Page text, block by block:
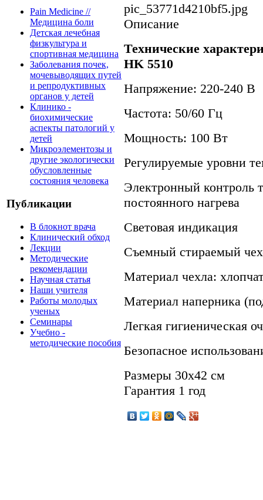
Pain Medicine //
Медицина боли
Детская лечебная
физкультура и
спортивная медицина
Заболевания почек,
мочевыводящих путей
и репродуктивных
органов у детей
Клинико -
биохимические
аспекты патологий у
детей
Микроэлементозы и
другие экологически
обусловленные
состояния человека
Публикации
В блокнот врача
Клинический обход
Лекции
Методические
рекомендации
Научная статья
Наши учителя
Работы молодых
ученых
Семинары
Учебно -
методические пособия
pic_53771d4210bf5.jpg
Описание
Технические
HK 5510
Напряжение: 220-240 В
Частота: 50/60 Гц
Мощность: 100 Вт
Регулируемые уровни
Электронный контроль
постоянного нагрева
Световая индикация
Съемный стираемый
Материал чехла:
Материал наперника
Легкая гигиеническая
Безопасное
Размеры 30х42 см
Гарантия 1 год